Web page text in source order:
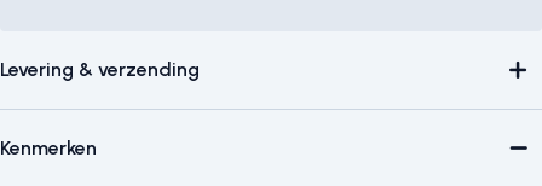
Levering & verzending
Kenmerken